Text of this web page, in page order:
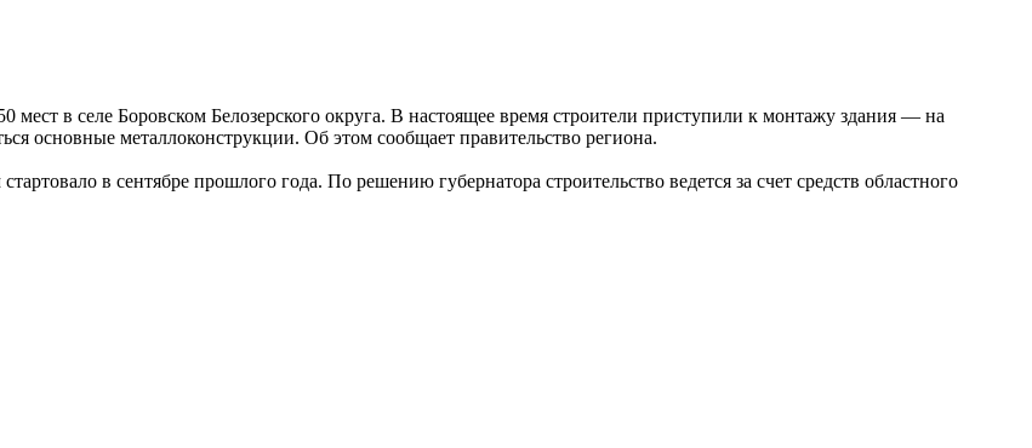
мест в селе Боровском Белозерского округа. В настоящее время строители приступили к монтажу здания — на
основные металлоконструкции. Об этом сообщает правительство региона.
в сентябре прошлого года. По решению губернатора строительство ведется за счет средств областного